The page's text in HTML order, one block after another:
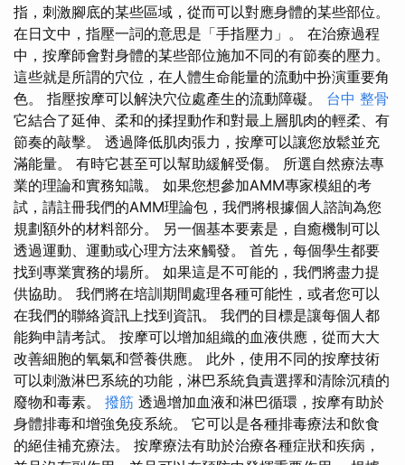
指，刺激腳底的某些區域，從而可以對應身體的某些部位。
在日文中，指壓一詞的意思是「手指壓力」。 在治療過程
中，按摩師會對身體的某些部位施加不同的有節奏的壓力。
這些就是所謂的穴位，在人體生命能量的流動中扮演重要角
色。 指壓按摩可以解決穴位處產生的流動障礙。 台中 整骨
它結合了延伸、柔和的揉捏動作和對最上層肌肉的輕柔、有
節奏的敲擊。 透過降低肌肉張力，按摩可以讓您放鬆並充
滿能量。 有時它甚至可以幫助緩解受傷。 所選自然療法專
業的理論和實務知識。 如果您想參加AMM專家模組的考
試，請註冊我們的AMM理論包，我們將根據個人諮詢為您
規劃額外的材料部分。 另一個基本要素是，自癒機制可以
透過運動、運動或心理方法來觸發。 首先，每個學生都要
找到專業實務的場所。 如果這是不可能的，我們將盡力提
供協助。 我們將在培訓期間處理各種可能性，或者您可以
在我們的聯絡資訊上找到資訊。 我們的目標是讓每個人都
能夠申請考試。 按摩可以增加組織的血液供應，從而大大
改善細胞的氧氣和營養供應。 此外，使用不同的按摩技術
可以刺激淋巴系統的功能，淋巴系統負責選擇和清除沉積的
廢物和毒素。 撥筋 透過增加血液和淋巴循環，按摩有助於
身體排毒和增強免疫系統。 它可以是各種排毒療法和飲食
的絕佳補充療法。 按摩療法有助於治療各種症狀和疾病，